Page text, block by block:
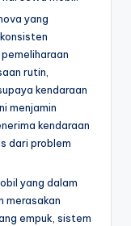
yang
rutin,
kendaraan
menjamin
kendaraan
dari problem
yang dalam
merasakan
empuk, sistem